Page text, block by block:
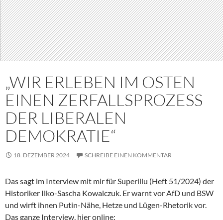
„WIR ERLEBEN IM OSTEN
EINEN ZERFALLSPROZESS
DER LIBERALEN
DEMOKRATIE“
18. DEZEMBER 2024 SCHREIBE EINEN KOMMENTAR
Das sagt im Interview mit mir für Superillu (Heft 51/2024) der
Historiker Ilko-Sascha Kowalczuk. Er warnt vor AfD und BSW
und wirft ihnen Putin-Nähe, Hetze und Lügen-Rhetorik vor.
Das ganze Interview, hier online: